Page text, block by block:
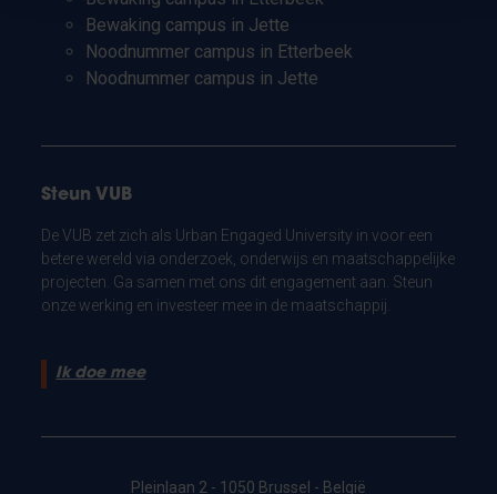
Bewaking campus in Jette
Noodnummer campus in Etterbeek
Noodnummer campus in Jette
Steun VUB
De VUB zet zich als Urban Engaged University in voor een
betere wereld via onderzoek, onderwijs en maatschappelijke
projecten. Ga samen met ons dit engagement aan. Steun
onze werking en investeer mee in de maatschappij.
Ik doe mee
Pleinlaan 2 - 1050 Brussel - België